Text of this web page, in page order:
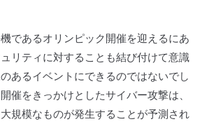
であるオリンピック開催を迎えるにあ
リティに対することも結び付けて意識
あるイベントにできるのではないでし
催をきっかけとしたサイバー攻撃は、
規模なものが発生することが予測され